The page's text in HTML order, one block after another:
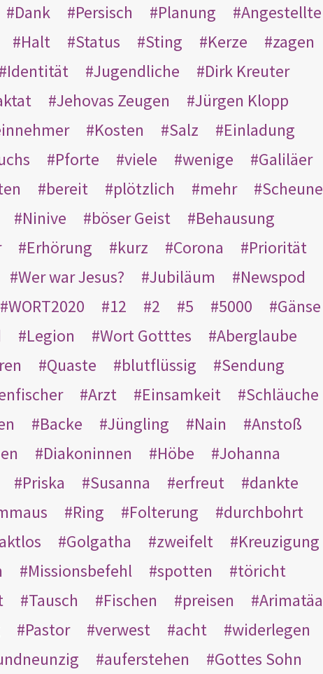
Dank Persisch Planung
Angestellte
Halt Status Sting Kerze
zagen
Identität Jugendliche
Dirk Kreuter
Jehovas Zeugen
Jürgen Klopp
Kosten Salz
Einladung
Pforte viele wenige
Galiläer
bereit plötzlich mehr
Scheune
Ninive böser Geist
Behausung
Erhörung kurz Corona
Priorität
Wer war Jesus? Jubiläum
Newspod
WORT2020 12 2 5 5000
Gänse
Legion Wort Gotttes
Aberglaube
Quaste blutflüssig
Sendung
Arzt Einsamkeit
Schläuche
Backe Jüngling Nain
Anstoß
Diakoninnen Höbe
Johanna
Priska Susanna erfreut
dankte
Ring Folterung
durchbohrt
Golgatha zweifelt
Kreuzigung
Missionsbefehl spotten
töricht
Tausch Fischen preisen
Arimatäa
Pastor verwest acht
widerlegen
auferstehen Gottes Sohn